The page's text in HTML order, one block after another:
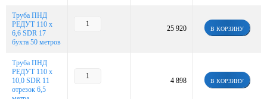
Труба ПНД
РЕДУТ 110 х
6,6 SDR 17
бухта 50 метров
25 920 В КОРЗИНУ
Труба ПНД
РЕДУТ 110 х
10,0 SDR 11
отрезок 6,5
4 898 В КОРЗИНУ